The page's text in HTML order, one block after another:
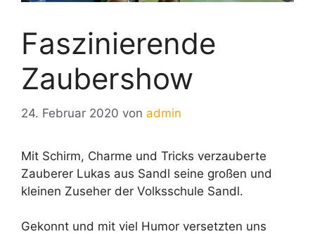
Faszinierende
Zaubershow
24. Februar 2020 von admin
Mit Schirm, Charme und Tricks verzauberte
Zauberer Lukas aus Sandl seine großen und
kleinen Zuseher der Volksschule Sandl.
Gekonnt und mit viel Humor versetzten uns